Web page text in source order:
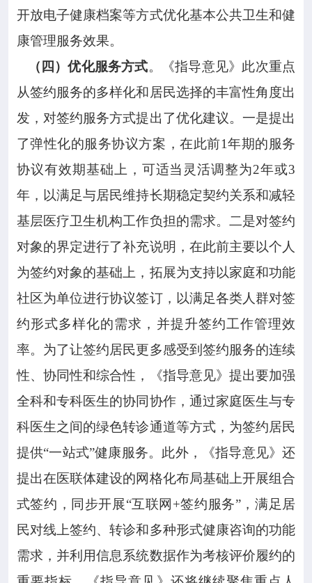
开放电子健康档案等方式优化基本公共卫生和健
康管理服务效果。
（四）优化服务方式。《指导意见》此次重点
从签约服务的多样化和居民选择的丰富性角度出
发，对签约服务方式提出了优化建议。一是提出
了弹性化的服务协议方案，在此前1年期的服务
协议有效期基础上，可适当灵活调整为2年或3
年，以满足与居民维持长期稳定契约关系和减轻
基层医疗卫生机构工作负担的需求。二是对签约
对象的界定进行了补充说明，在此前主要以个人
为签约对象的基础上，拓展为支持以家庭和功能
社区为单位进行协议签订，以满足各类人群对签
约形式多样化的需求，并提升签约工作管理效
率。为了让签约居民更多感受到签约服务的连续
性、协同性和综合性，《指导意见》提出要加强
全科和专科医生的协同协作，通过家庭医生与专
科医生之间的绿色转诊通道等方式，为签约居民
提供“一站式”健康服务。此外，《指导意见》还
提出在医联体建设的网格化布局基础上开展组合
式签约，同步开展“互联网+签约服务”，满足居
民对线上签约、转诊和多种形式健康咨询的功能
需求，并利用信息系统数据作为考核评价履约的